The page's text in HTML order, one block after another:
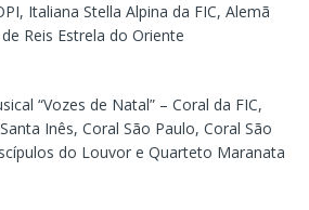
Italiana Stella Alpina da FIC, Alemã
Reis Estrela do Oriente
“Vozes de Natal” – Coral da FIC,
Inês, Coral São Paulo, Coral São
do Louvor e Quarteto Maranata